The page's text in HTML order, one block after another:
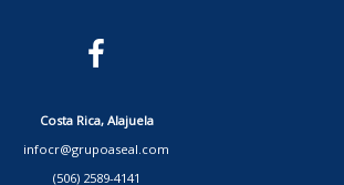
Costa Rica, Alajuela
infocr@grupoaseal.com
(506) 2589-4141